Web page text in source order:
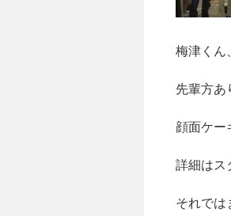
梅津く
先輩方あ
顔面ケー
詳細はス
それでは